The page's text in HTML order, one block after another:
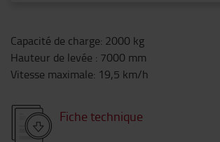
Capacité de charge: 2000 kg
Hauteur de levée : 7000 mm
Vitesse maximale: 19,5 km/h
Fiche technique